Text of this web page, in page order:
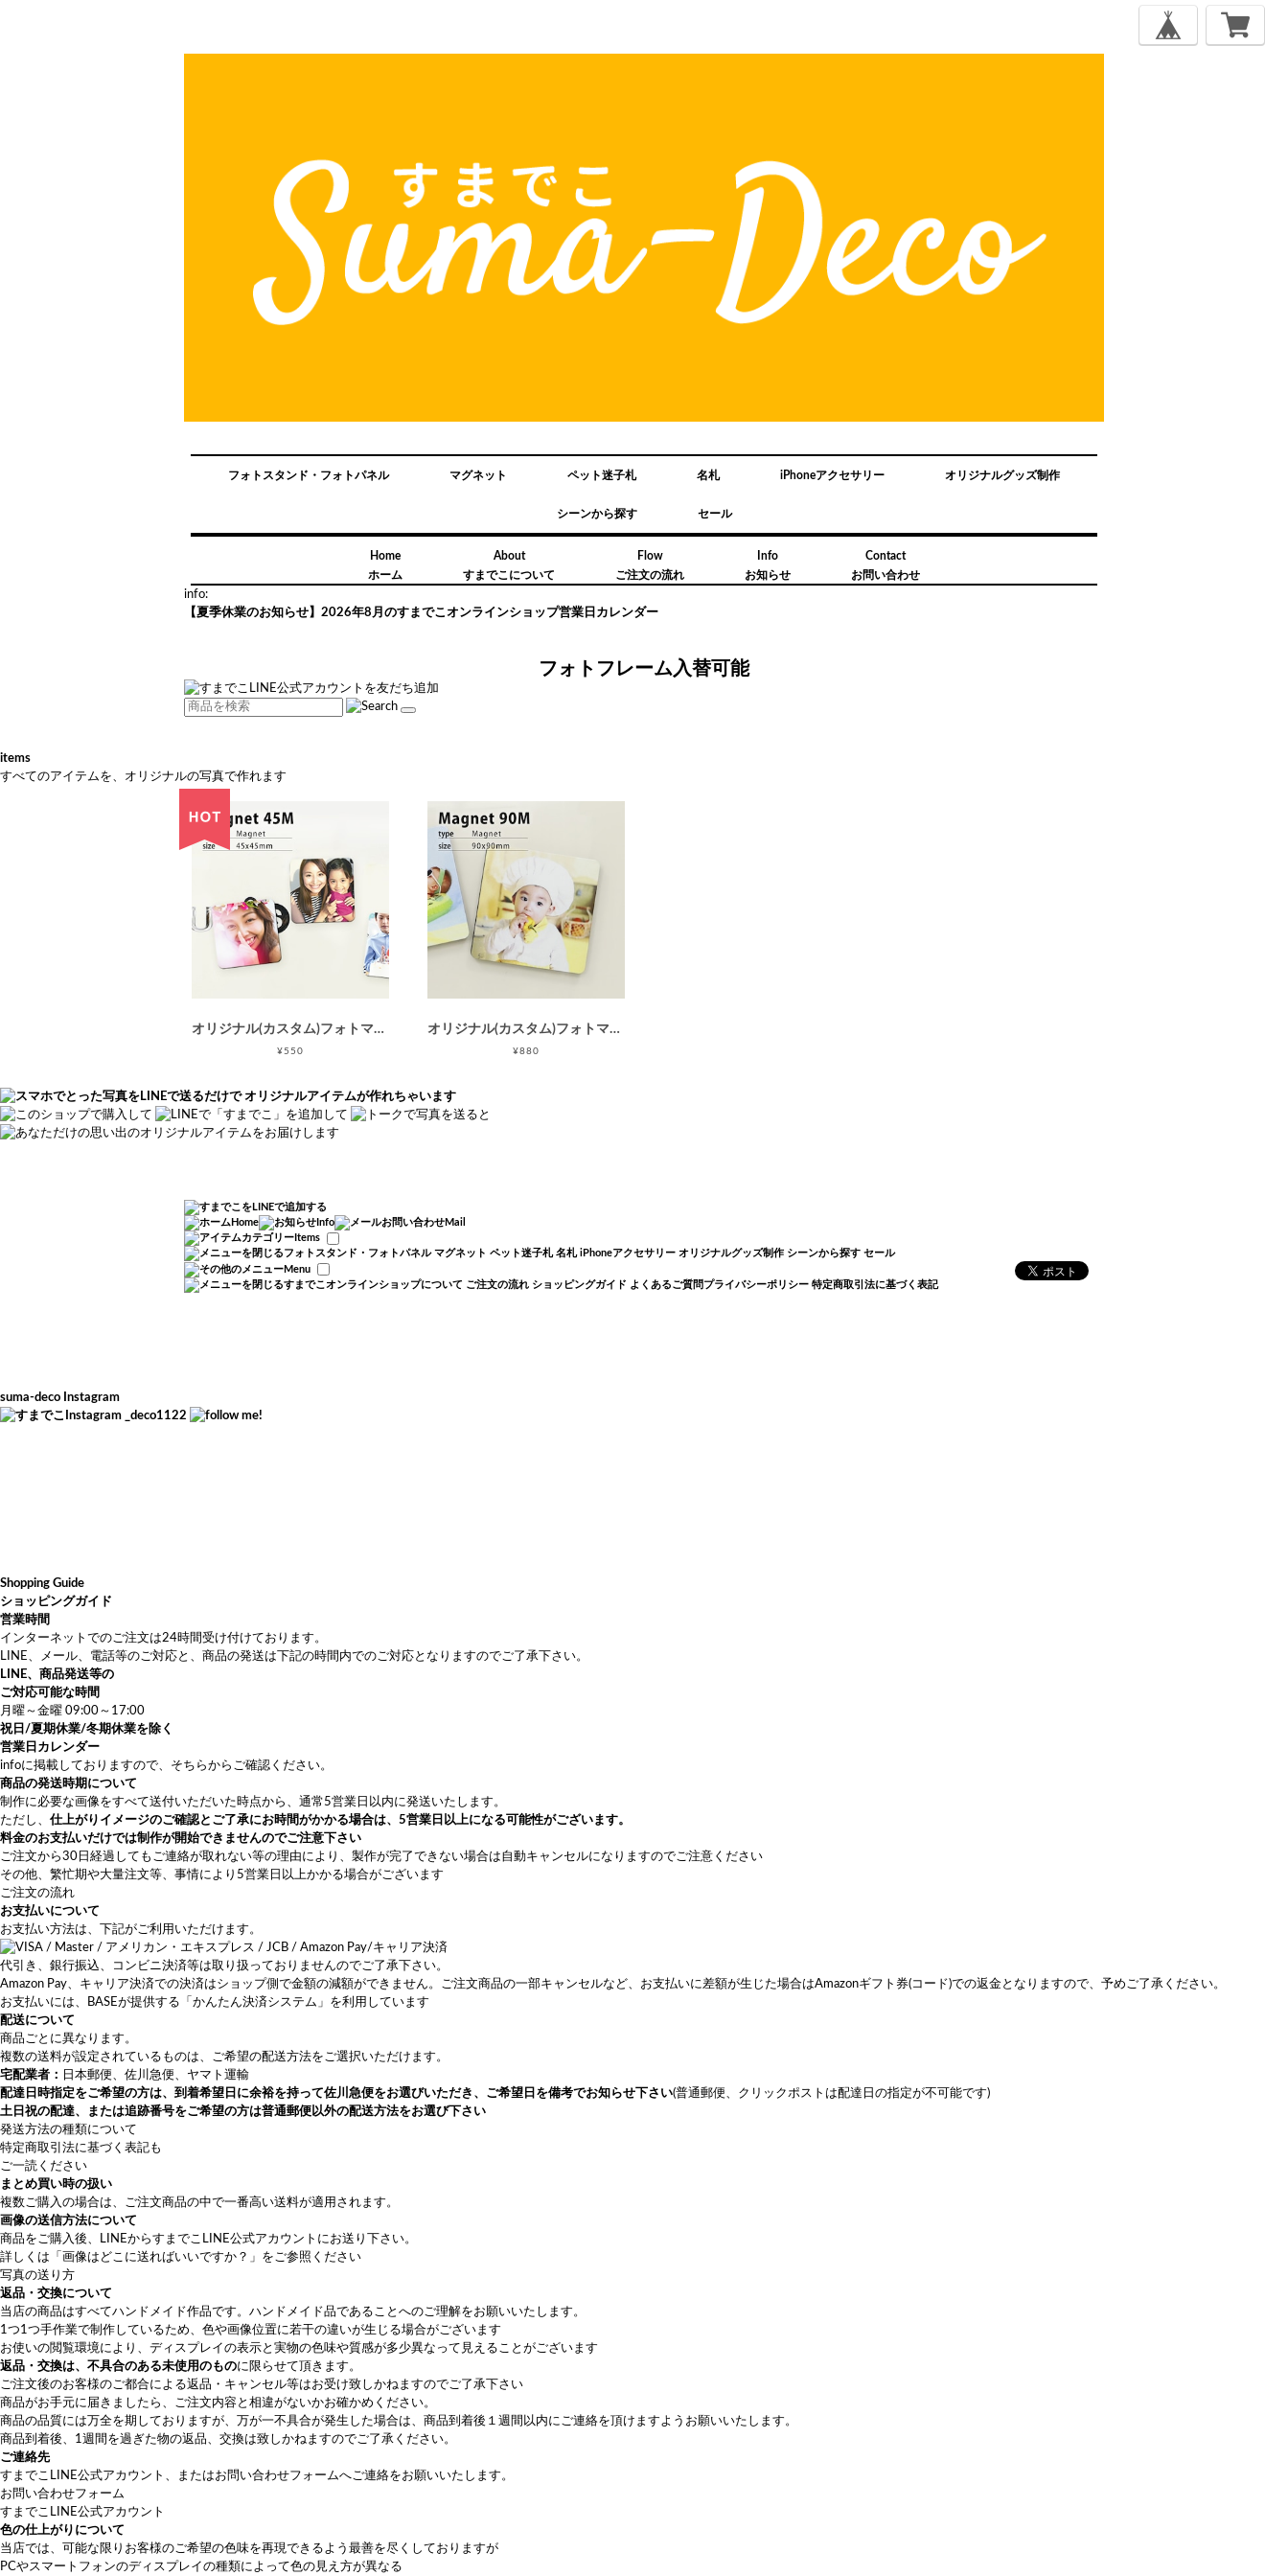
フォトスタンド・フォトパネル マグネット ペット迷子札 名札 iPhoneアクセサリー オリジナルグッズ制作
シーンから探す セール
Home
ホーム
About
すまでこについて
Flow
ご注文の流れ
Info
お知らせ
Contact
お問い合わせ
info:
【夏季休業のお知らせ】2026年8月のすまでこオンラインショップ営業日カレンダー
フォトフレーム入替可能
items
すべてのアイテムを、オリジナルの写真で作れます
オリジナル(カスタム)フォトマグネット45M(45×45mm正方形)/Instagram印刷などに最適 / 母の日 父の日 敬老の日
¥550
オリジナル(カスタム)フォトマグネット90M(90×90mm正方形)/Instagram印刷などに最適
¥880
Home Info
Mail
Items
フォトスタンド・フォトパネルマグネット ペット迷子札名札iPhoneアクセサリー オリジナルグッズ制作 シーンから探す セール
Menu
すまでこオンラインショップについて ご注文の流れ ショッピングガイド よくあるご質問プライバシーポリシー 特定商取引法に基づく表記
suma-deco Instagram
_deco1122
Shopping Guide
ショッピングガイド
営業時間
インターネットでのご注文は24時間受け付けております。
LINE、メール、電話等のご対応と、商品の発送は下記の時間内でのご対応となりますのでご了承下さい。
LINE、商品発送等の
ご対応可能な時間
月曜～金曜 09:00～17:00
祝日/夏期休業/冬期休業を除く
営業日カレンダー
infoに掲載しておりますので、そちらからご確認ください。
商品の発送時期について
制作に必要な画像をすべて送付いただいた時点から、通常5営業日以内に発送いたします。
ただし、 仕上がりイメージのご確認とご了承にお時間がかかる場合は、5営業日以上になる可能性がございます。
料金のお支払いだけでは制作が開始できませんのでご注意下さい
ご注文から30日経過してもご連絡が取れない等の理由により、製作が完了できない場合は自動キャンセルになりますのでご注意ください
その他、繁忙期や大量注文等、事情により5営業日以上かかる場合がございます
ご注文の流れ
お支払いについて
お支払い方法は、下記がご利用いただけます。
代引き、銀行振込、コンビニ決済等は取り扱っておりませんのでご了承下さい。
Amazon Pay、キャリア決済での決済はショップ側で金額の減額ができません。ご注文商品の一部キャンセルなど、お支払いに差額が生じた場合はAmazonギフト券(コード)での返金となりますので、予めご了承ください。
お支払いには、BASEが提供する「かんたん決済システム」を利用しています
配送について
商品ごとに異なります。
複数の送料が設定されているものは、ご希望の配送方法をご選択いただけます。
宅配業者：
日本郵便、佐川急便、ヤマト運輸
配達日時指定をご希望の方は、 到着希望日に余裕を持って佐川急便をお選びいただき 、ご希望日を備考でお知らせ下さい(普通郵便、クリックポストは配達日の指定が不可能です)
土日祝の配達、または追跡番号をご希望の方は普通郵便以外の配送方法をお選び下さい
発送方法の種類について
特定商取引法に基づく表記も
ご一読ください
まとめ買い時の扱い
複数ご購入の場合は、ご注文商品の中で一番高い送料が適用されます。
画像の送信方法について
商品をご購入後、LINEからすまでこLINE公式アカウント にお送り下さい。
詳しくは 「画像はどこに送ればいいですか？」 をご参照ください
写真の送り方
返品・交換について
当店の商品はすべてハンドメイド作品です。ハンドメイド品であることへのご理解をお願いいたします。
1つ1つ手作業で制作しているため、色や画像位置に若干の違いが生じる場合がございます
お使いの閲覧環境により、ディスプレイの表示と実物の色味や質感が多少異なって見えることがございます
返品・交換は、不具合のある未使用のものに限らせて頂きます。
ご注文後のお客様のご都合による返品・キャンセル等はお受け致しかねますのでご了承下さい
商品がお手元に届きましたら、ご注文内容と相違がないかお確かめください。
商品の品質には万全を期しておりますが、万が一不具合が発生した場合は、商品到着後１週間以内にご連絡を頂けますようお願いいたします。
商品到着後、1週間を過ぎた物の返品、交換は致しかねますのでご了承ください。
ご連絡先
すまでこLINE公式アカウント 、またはお問い合わせフォームへご連絡をお願いいたします。
お問い合わせフォーム
すまでこLINE公式アカウント
色の仕上がりについて
当店では、可能な限りお客様のご希望の色味を再現できるよう最善を尽くしておりますが
PCやスマートフォンのディスプレイの種類によって色の見え方が異なる